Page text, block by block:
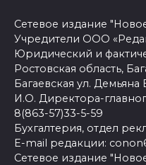
Сетевое издание
Учредители ООО
Юридический и
Ростовская область,
Багаевская ул.
И.О. Директора-
8(863-57)33-5-59
Бухгалтерия, отдел
E-mail редакции:
Сетевое издание